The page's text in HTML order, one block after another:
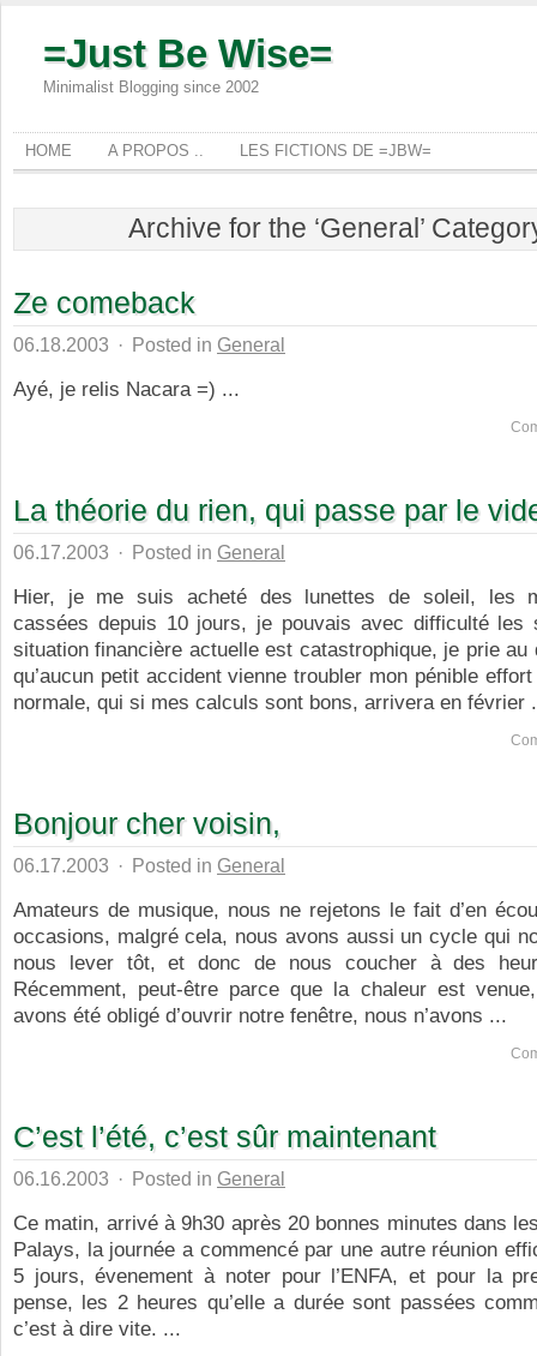
=Just Be Wise=
Minimalist Blogging since 2002
HOME A PROPOS .. LES FICTIONS DE =JBW=
Archive for the ‘General’
Ze comeback
06.18.2003 · Posted in General
Ayé, je relis Nacara =) ...
La théorie du rien, qui passe par le
06.17.2003 · Posted in General
Hier, je me suis acheté des lunettes de soleil, les
cassées depuis 10 jours, je pouvais avec difficulté les
situation financière actuelle est catastrophique, je prie au
qu’aucun petit accident vienne troubler mon pénible
normale, qui si mes calculs sont bons, arrivera en février
Bonjour cher voisin,
06.17.2003 · Posted in General
Amateurs de musique, nous ne rejetons le fait d’en
occasions, malgré cela, nous avons aussi un cycle qui
nous lever tôt, et donc de nous coucher à des
Récemment, peut-être parce que la chaleur est
avons été obligé d’ouvrir notre fenêtre, nous n’avons ...
C’est l’été, c’est sûr maintenant
06.16.2003 · Posted in General
Ce matin, arrivé à 9h30 après 20 bonnes minutes dans
Palays, la journée a commencé par une autre réunion
5 jours, évenement à noter pour l’ENFA, et pour la
pense, les 2 heures qu’elle a durée sont passées
c’est à dire vite. ...